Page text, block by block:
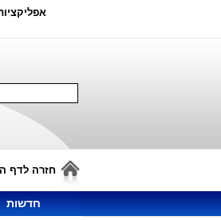
חזרה לדף
חדשות